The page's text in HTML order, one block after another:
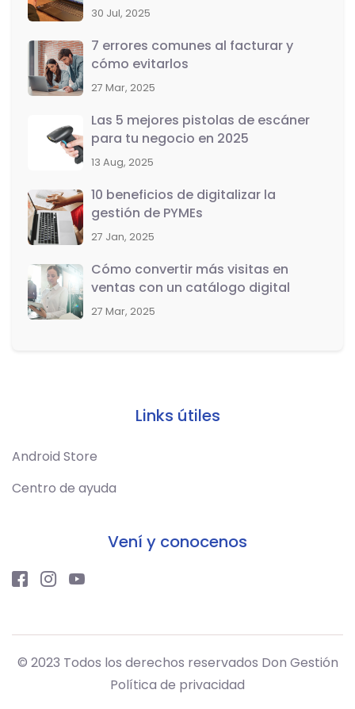
30 Jul, 2025
7 errores comunes al facturar y
cómo evitarlos
27 Mar, 2025
Las 5 mejores pistolas de escáner
para tu negocio en 2025
13 Aug, 2025
10 beneficios de digitalizar la
gestión de PYMEs
27 Jan, 2025
Cómo convertir más visitas en
ventas con un catálogo digital
27 Mar, 2025
Links útiles
Android Store
Centro de ayuda
Vení y conocenos
© 2023 Todos los derechos reservados Don Gestión
Política de privacidad